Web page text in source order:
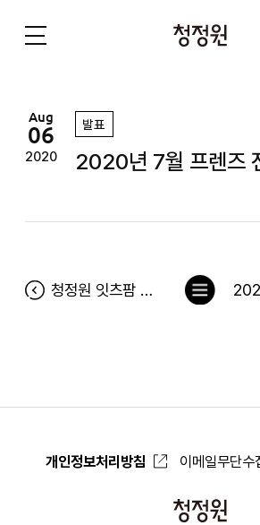
Aug
06
2020
발표
2020년 7월 프렌즈
청정원 잇츠팜 출시기념 소문내기 이벤트 당첨자
목
개인정보처리방침 이메일무단수
청